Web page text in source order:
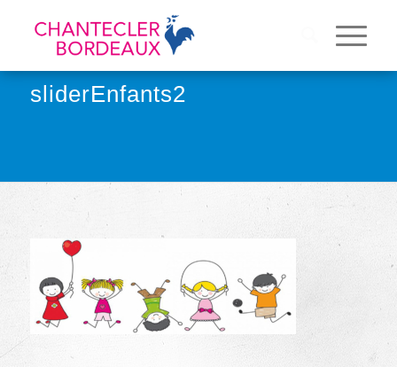
sliderEnfants2